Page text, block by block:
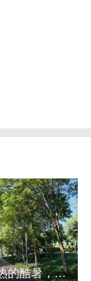
凉风徐来，再热的酷暑，也挡不住秋天的脚步